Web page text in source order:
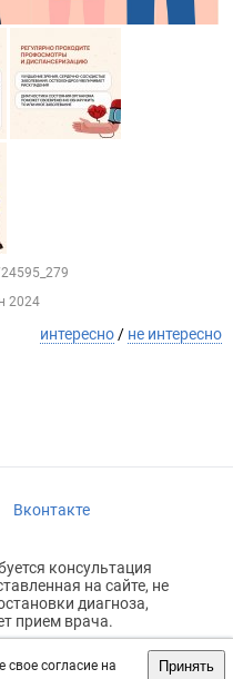
согласие на
Принять
2024
интересно / не интересно
Вконтакте
консультация
на сайте, не
диагноза,
прием врача.